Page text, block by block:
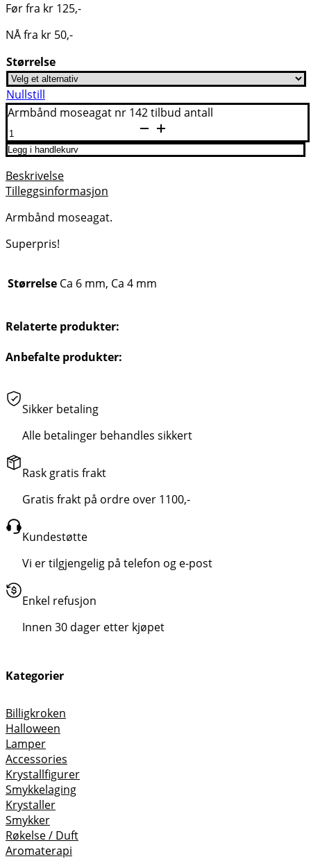
Før fra kr 125,-
NÅ fra kr 50,-
Størrelse
Nullstill
Armbånd moseagat nr 142 tilbud antall
Legg i handlekurv
Beskrivelse
Tilleggsinformasjon
Armbånd moseagat.
Superpris!
Størrelse Ca 6 mm, Ca 4 mm
Relaterte produkter:
Anbefalte produkter:
Sikker betaling
Alle betalinger behandles sikkert
Rask gratis frakt
Gratis frakt på ordre over 1100,-
Kundestøtte
Vi er tilgjengelig på telefon og e-post
Enkel refusjon
Innen 30 dager etter kjøpet
Kategorier
Billigkroken
Halloween
Lamper
Accessories
Krystallfigurer
Smykkelaging
Krystaller
Smykker
Røkelse / Duft
Aromaterapi